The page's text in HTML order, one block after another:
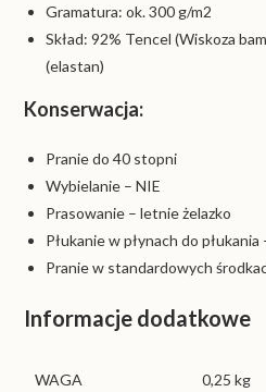
Gramatura: ok. 300 g/m2
Skład: 92% Tencel (Wiskoza
(elastan)
Konserwacja:
Pranie do 40 stopni
Wybielanie – NIE
Prasowanie – letnie żelazko
Płukanie w płynach do płukania
Pranie w standardowych
Informacje dodatkowe
WAGA 0,25 kg